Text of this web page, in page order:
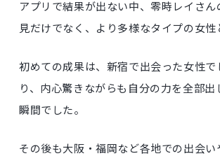
アプリで結果が出ない中、零時レイさ
見だけでなく、より多様なタイプの女
初めての成果は、新宿で出会った女性
り、内心驚きながらも自分の力を全部
瞬間でした。
その後も大阪・福岡など各地での出会